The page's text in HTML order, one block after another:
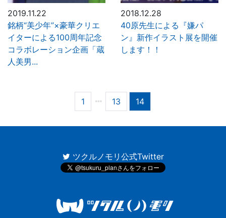
2019.11.22
銘柄“美少年”×豪華クリエ
イターによる100周年記念
コラボレーション企画「蔵
人美男...
2018.12.28
40原先生による『嫌パ
ン』新作イラスト展を開催
します！！
1 13 14
ツクルノモリ公式Twitter